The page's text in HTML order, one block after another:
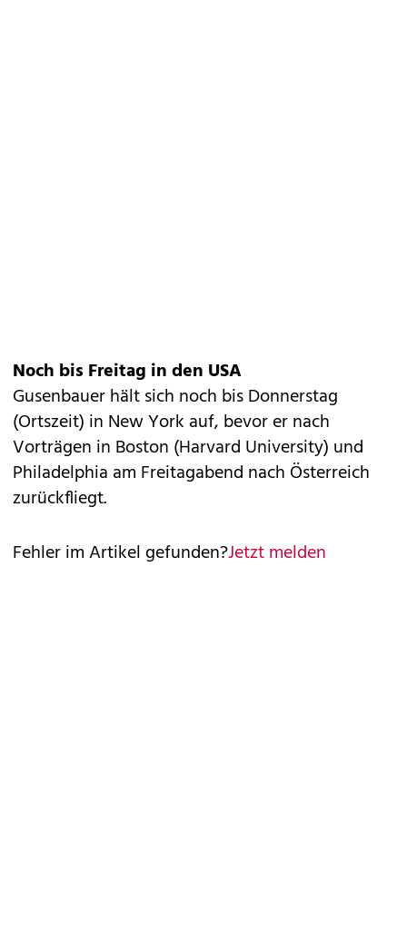
Noch bis Freitag in den USA
Gusenbauer hält sich noch bis Donnerstag
(Ortszeit) in New York auf, bevor er nach
Vorträgen in Boston (Harvard University) und
Philadelphia am Freitagabend nach Österreich
zurückfliegt.
Fehler im Artikel gefunden?Jetzt melden